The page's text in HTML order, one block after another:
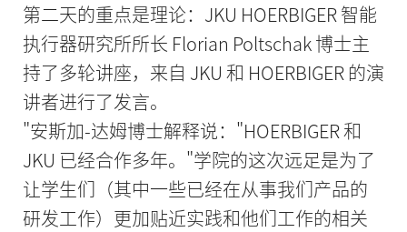
第二天的重点是理论：JKU HOERBIGER 智能
执行器研究所所长 Florian Poltschak 博士主
持了多轮讲座，来自 JKU 和 HOERBIGER 的演
讲者进行了发言。
"安斯加-达姆博士解释说："HOERBIGER 和
JKU 已经合作多年。"学院的这次远足是为了
让学生们（其中一些已经在从事我们产品的
研发工作）更加贴近实践和他们工作的相关